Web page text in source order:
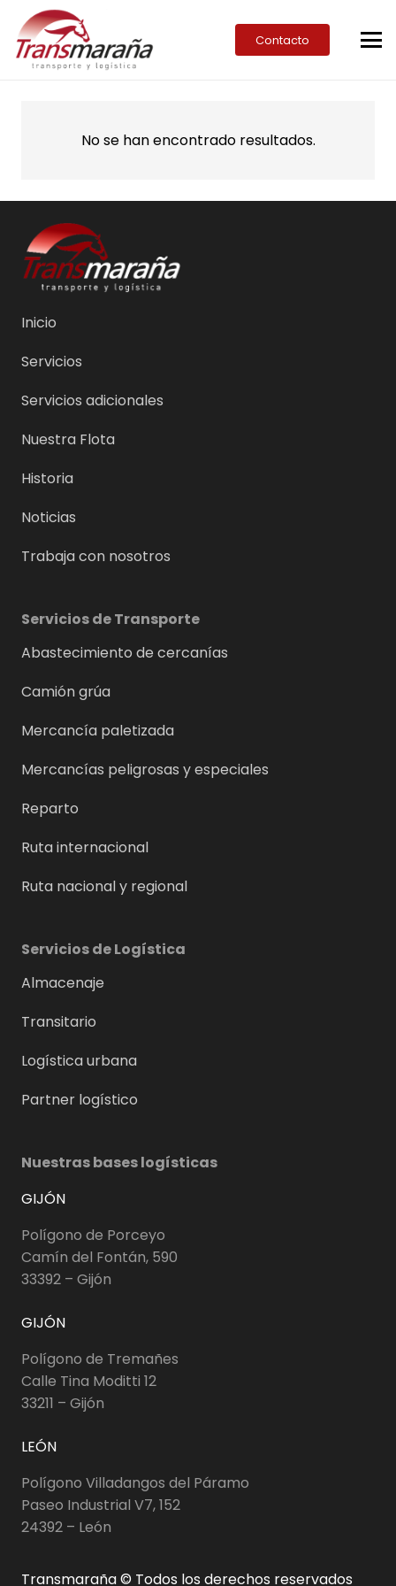
Contacto
No se han encontrado resultados.
Inicio
Servicios
Servicios adicionales
Nuestra Flota
Historia
Noticias
Trabaja con nosotros
Servicios de Transporte
Abastecimiento de cercanías
Camión grúa
Mercancía paletizada
Mercancías peligrosas y especiales
Reparto
Ruta internacional
Ruta nacional y regional
Servicios de Logística
Almacenaje
Transitario
Logística urbana
Partner logístico
Nuestras bases logísticas
GIJÓN
Polígono de Porceyo
Camín del Fontán, 590
33392 – Gijón
GIJÓN
Polígono de Tremañes
Calle Tina Moditti 12
33211 – Gijón
LEÓN
Polígono Villadangos del Páramo
Paseo Industrial V7, 152
24392 – León
Transmaraña © Todos los derechos reservados